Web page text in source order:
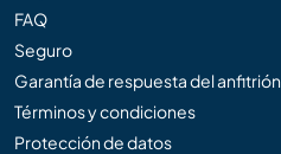
FAQ
Seguro
Garantía de respuesta del anfitrión
Términos y condiciones
Protección de datos